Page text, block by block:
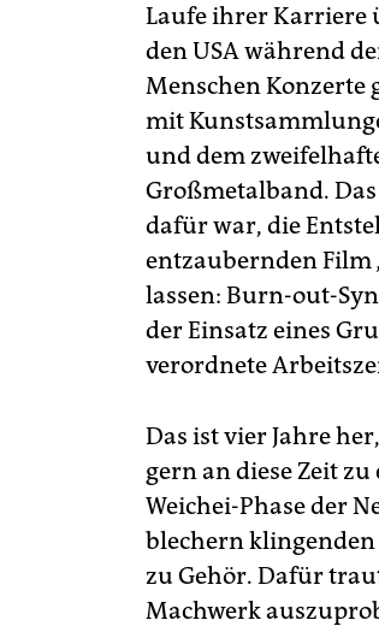
Laufe ihrer Karriere
den USA während
Menschen Konzerte
mit
und dem
Großmetalband.
dafür war, die
entzaubernden Film
lassen: Burn-out-
der Einsatz eines
verordnete
Das ist vier Jahre
gern an diese Zeit
Weichei-Phase der
blechern klingenden
zu Gehör. Dafür
Machwerk